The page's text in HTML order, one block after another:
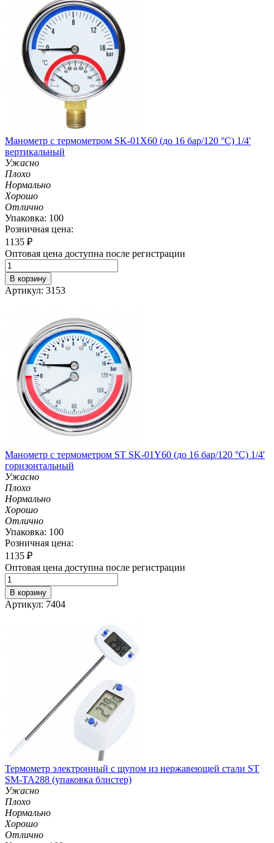
Манометр с термометром SK-01X60 (до 16 бар/120 °C) 1/4'
вертикальный
Ужасно
Плохо
Нормально
Хорошо
Отлично
Упаковка: 100
Розничная цена:
1135 ₽
Оптовая цена доступна после регистрации
В корзину
Артикул: 3153
Манометр с термометром ST SK-01Y60 (до 16 бар/120 °C) 1/4'
горизонтальный
Ужасно
Плохо
Нормально
Хорошо
Отлично
Упаковка: 100
Розничная цена:
1135 ₽
Оптовая цена доступна после регистрации
В корзину
Артикул: 7404
Термометр электронный с щупом из нержавеющей стали ST
SM-TA288 (упаковка блистер)
Ужасно
Плохо
Нормально
Хорошо
Отлично